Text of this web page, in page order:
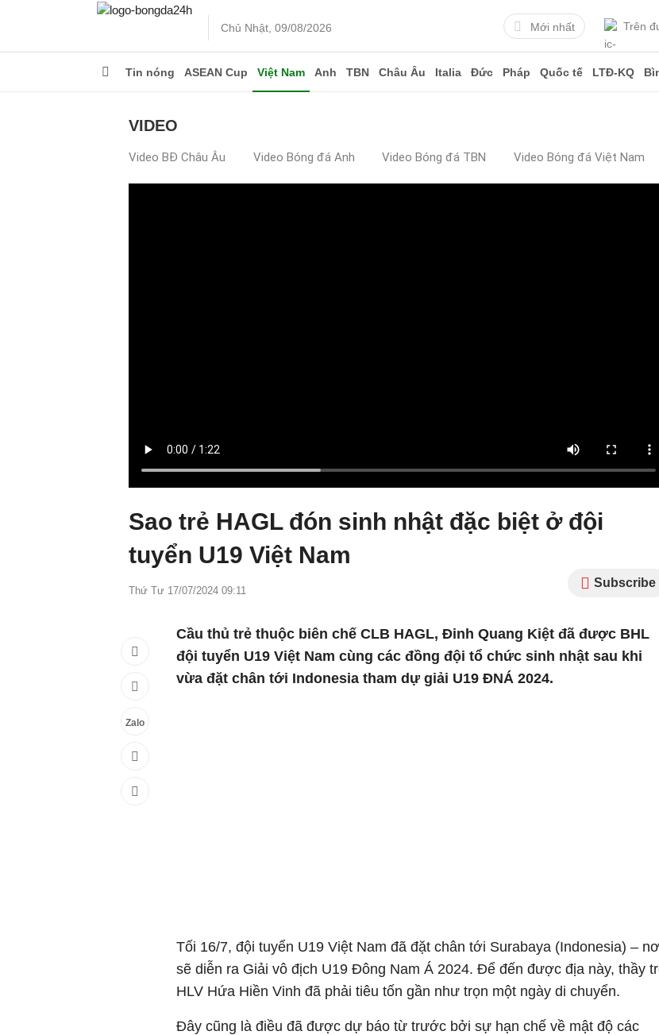
Chủ Nhật, 09/08/2026 Mới nhất Trên
Tin nóng ASEAN Cup Việt Nam Anh TBN Châu Âu Italia Đức Pháp Quốc tế LTĐ-KQ
VIDEO
Video BĐ Châu Âu Video Bóng đá Anh Video Bóng đá TBN Video Bóng đá Việt Nam
Sao trẻ HAGL đón sinh nhật đặc biệt ở đội
tuyển U19 Việt Nam
Thứ Tư 17/07/2024 09:11
Subscribe
Zalo
Cầu thủ trẻ thuộc biên chế CLB HAGL, Đinh Quang Kiệt đã được BHL
đội tuyển U19 Việt Nam cùng các đồng đội tổ chức sinh nhật sau khi
vừa đặt chân tới Indonesia tham dự giải U19 ĐNÁ 2024.
Tối 16/7, đội tuyển U19 Việt Nam đã đặt chân tới Surabaya (Indonesia) –
sẽ diễn ra Giải vô địch U19 Đông Nam Á 2024. Để đến được địa này, thầy
HLV Hứa Hiền Vinh đã phải tiêu tốn gần như trọn một ngày di chuyển.
Đây cũng là điều đã được dự báo từ trước bởi sự hạn chế về mật độ các